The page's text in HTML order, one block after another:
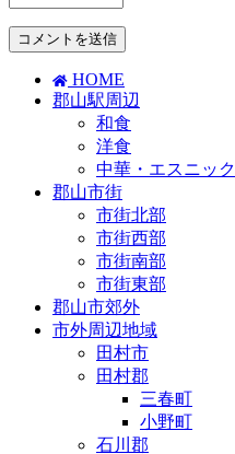
HOME
郡山駅周辺
和食
洋食
中華・エスニック
郡山市街
市街北部
市街西部
市街南部
市街東部
郡山市郊外
市外周辺地域
田村市
田村郡
三春町
小野町
石川郡